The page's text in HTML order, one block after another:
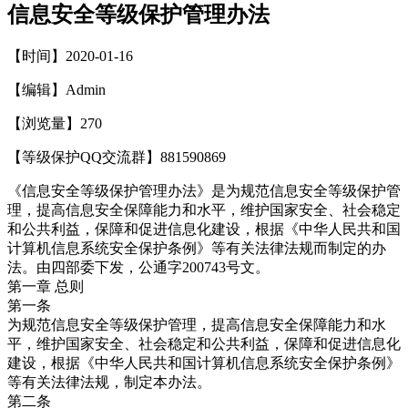
信息安全等级保护管理办法
【时间】2020-01-16
【编辑】Admin
【浏览量】 270
【等级保护QQ交流群】881590869
《信息安全等级保护管理办法》是为规范信息安全等级保护管
理，提高信息安全保障能力和水平，维护国家安全、社会稳定
和公共利益，保障和促进信息化建设，根据《中华人民共和国
计算机信息系统安全保护条例》等有关法律法规而制定的办
法。由四部委下发，公通字200743号文。
第一章 总则
第一条
为规范信息安全等级保护管理，提高信息安全保障能力和水
平，维护国家安全、社会稳定和公共利益，保障和促进信息化
建设，根据《中华人民共和国计算机信息系统安全保护条例》
等有关法律法规，制定本办法。
第二条